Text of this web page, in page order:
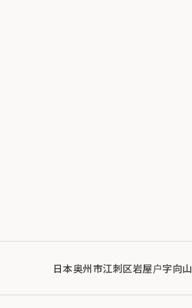
日本奥州市江刺区岩屋户字向山